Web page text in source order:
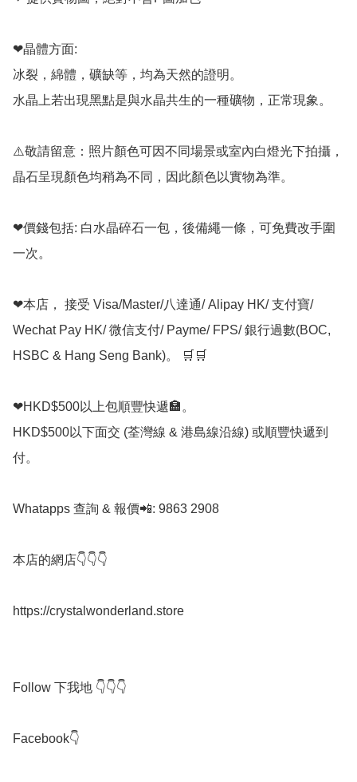
❤晶體方面:
冰裂，綿體，礦缺等，均為天然的證明。
水晶上若出現黑點是與水晶共生的一種礦物，正常現象。
⚠️敬請留意：照片顏色可因不同場景或室內白燈光下拍攝，
晶石呈現顏色均稍為不同，因此顏色以實物為準。
❤價錢包括: 白水晶碎石一包，後備繩一條，可免費改手圍
一次。
❤本店， 接受 Visa/Master/八達通/ Alipay HK/ 支付寶/
Wechat Pay HK/ 微信支付/ Payme/ FPS/ 銀行過數(BOC,
HSBC & Hang Seng Bank)。 🛒🛒
❤HKD$500以上包順豐快遞🏣。
HKD$500以下面交 (荃灣線 & 港島線沿線) 或順豐快遞到
付。
Whatapps 查詢 & 報價📲: 9863 2908
本店的網店👇👇👇
https://crystalwonderland.store
Follow 下我地 👇👇👇
Facebook👇